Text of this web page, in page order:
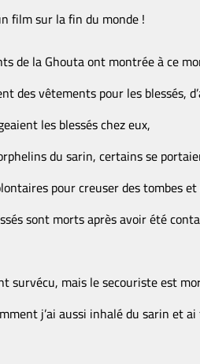
film sur la fin du monde !
de la Ghouta ont montrée à ce
des vêtements pour les blessés,
les blessés chez eux,
du sarin, certains se
pour creuser des tombes
sont morts après avoir été
survécu, mais le secouriste est
j’ai aussi inhalé du sarin et